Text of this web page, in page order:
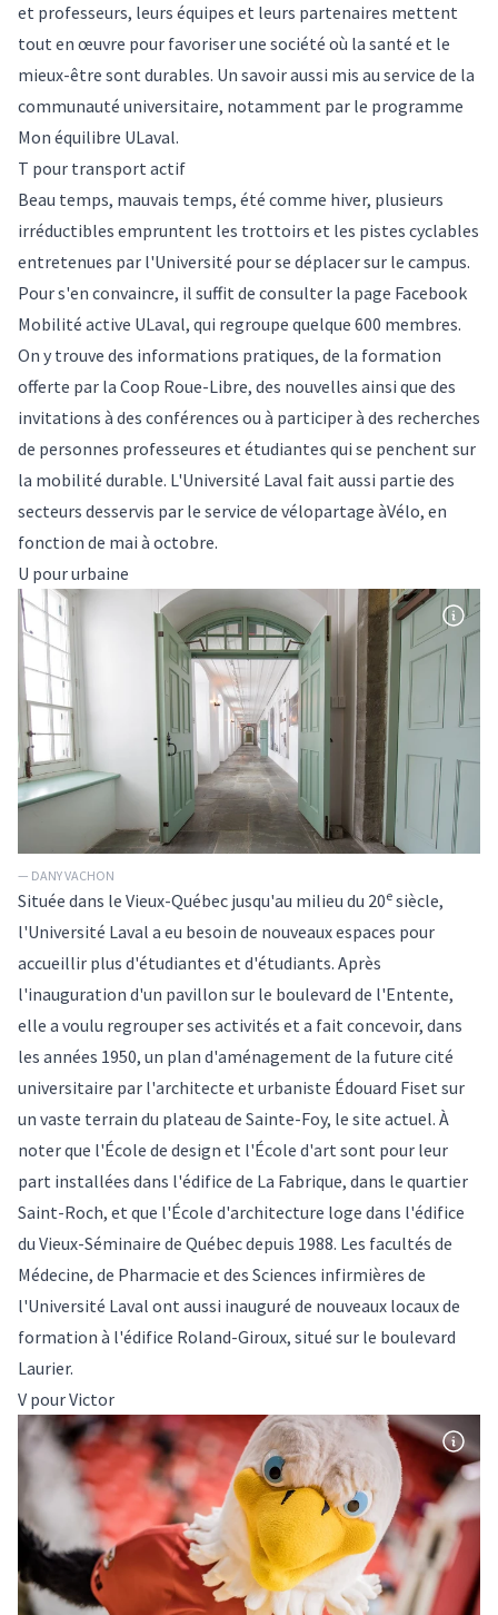
et professeurs, leurs équipes et leurs partenaires mettent
tout en œuvre pour favoriser une société où la santé et le
mieux-être sont durables. Un savoir aussi mis au service de la
communauté universitaire, notamment par le programme
Mon équilibre ULaval.
T pour transport actif
Beau temps, mauvais temps, été comme hiver, plusieurs
irréductibles empruntent les trottoirs et les pistes cyclables
entretenues par l'Université pour se déplacer sur le campus.
Pour s'en convaincre, il suffit de consulter la page Facebook
Mobilité active ULaval, qui regroupe quelque 600 membres.
On y trouve des informations pratiques, de la formation
offerte par la Coop Roue-Libre, des nouvelles ainsi que des
invitations à des conférences ou à participer à des recherches
de personnes professeures et étudiantes qui se penchent sur
la mobilité durable. L'Université Laval fait aussi partie des
secteurs desservis par le service de vélopartage àVélo, en
fonction de mai à octobre.
U pour urbaine
— DANY VACHON
Située dans le Vieux-Québec jusqu'au milieu du 20e siècle,
l'Université Laval a eu besoin de nouveaux espaces pour
accueillir plus d'étudiantes et d'étudiants. Après
l'inauguration d'un pavillon sur le boulevard de l'Entente,
elle a voulu regrouper ses activités et a fait concevoir, dans
les années 1950, un plan d'aménagement de la future cité
universitaire par l'architecte et urbaniste Édouard Fiset sur
un vaste terrain du plateau de Sainte-Foy, le site actuel. À
noter que l'École de design et l'École d'art sont pour leur
part installées dans l'édifice de La Fabrique, dans le quartier
Saint-Roch, et que l'École d'architecture loge dans l'édifice
du Vieux-Séminaire de Québec depuis 1988. Les facultés de
Médecine, de Pharmacie et des Sciences infirmières de
l'Université Laval ont aussi inauguré de nouveaux locaux de
formation à l'édifice Roland-Giroux, situé sur le boulevard
Laurier.
V pour Victor